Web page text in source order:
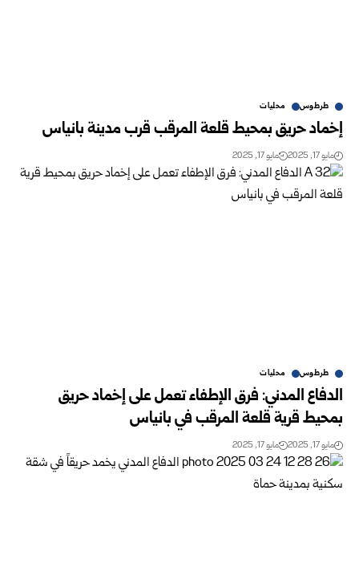
طرطوس محليات
إخماد حريق بمحيط قلعة المرقب قرب مدينة بانياس
مايو 17, 2025 مايو 17, 2025
طرطوس محليات
الدفاع المدني: فرق الإطفاء تعمل على إخماد حريق
بمحيط قرية قلعة المرقب في بانياس
مايو 17, 2025 مايو 17, 2025